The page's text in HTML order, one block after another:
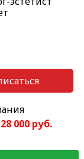
28 000 руб.